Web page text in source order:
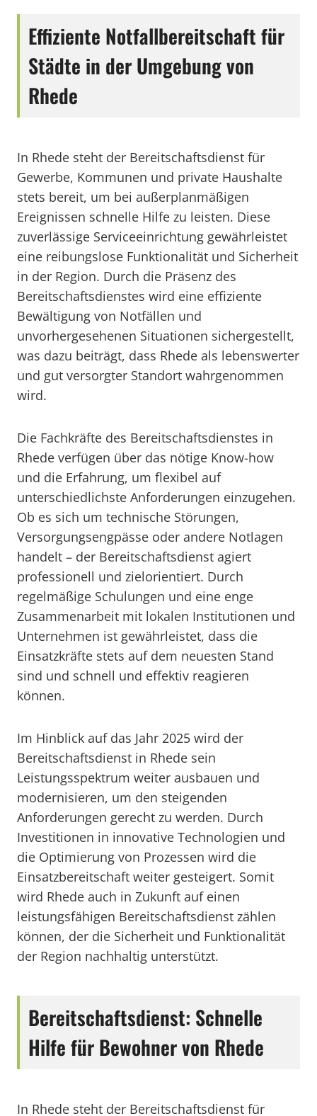
Effiziente Notfallbereitschaft für
Städte in der Umgebung von
Rhede
In Rhede steht der Bereitschaftsdienst für
Gewerbe, Kommunen und private Haushalte
stets bereit, um bei außerplanmäßigen
Ereignissen schnelle Hilfe zu leisten. Diese
zuverlässige Serviceeinrichtung gewährleistet
eine reibungslose Funktionalität und Sicherheit
in der Region. Durch die Präsenz des
Bereitschaftsdienstes wird eine effiziente
Bewältigung von Notfällen und
unvorhergesehenen Situationen sichergestellt,
was dazu beiträgt, dass Rhede als lebenswerter
und gut versorgter Standort wahrgenommen
wird.
Die Fachkräfte des Bereitschaftsdienstes in
Rhede verfügen über das nötige Know-how
und die Erfahrung, um flexibel auf
unterschiedlichste Anforderungen einzugehen.
Ob es sich um technische Störungen,
Versorgungsengpässe oder andere Notlagen
handelt – der Bereitschaftsdienst agiert
professionell und zielorientiert. Durch
regelmäßige Schulungen und eine enge
Zusammenarbeit mit lokalen Institutionen und
Unternehmen ist gewährleistet, dass die
Einsatzkräfte stets auf dem neuesten Stand
sind und schnell und effektiv reagieren
können.
Im Hinblick auf das Jahr 2025 wird der
Bereitschaftsdienst in Rhede sein
Leistungsspektrum weiter ausbauen und
modernisieren, um den steigenden
Anforderungen gerecht zu werden. Durch
Investitionen in innovative Technologien und
die Optimierung von Prozessen wird die
Einsatzbereitschaft weiter gesteigert. Somit
wird Rhede auch in Zukunft auf einen
leistungsfähigen Bereitschaftsdienst zählen
können, der die Sicherheit und Funktionalität
der Region nachhaltig unterstützt.
Bereitschaftsdienst: Schnelle
Hilfe für Bewohner von Rhede
In Rhede steht der Bereitschaftsdienst für